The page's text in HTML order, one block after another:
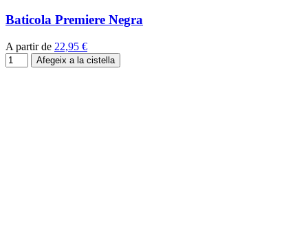
Baticola Premiere Negra
A partir de 22,95 €
Afegeix a la cistella